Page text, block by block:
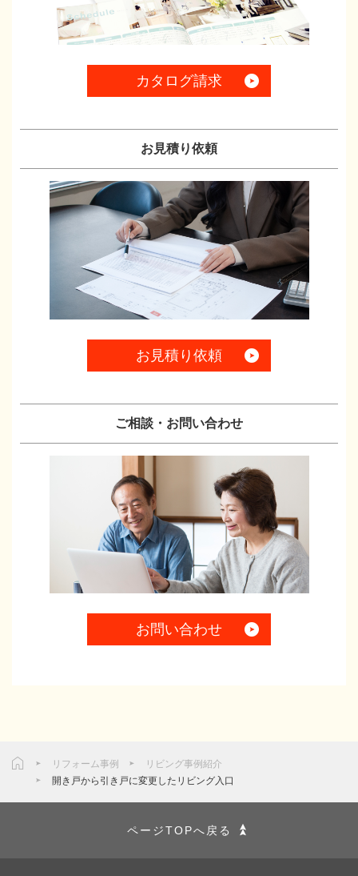
カタログ請求
お見積り依頼
お見積り依頼
ご相談・お問い合わせ
お問い合わせ
リフォーム事例
リビング事例紹介
開き戸から引き戸に変更したリビング入口
ページTOPへ戻る